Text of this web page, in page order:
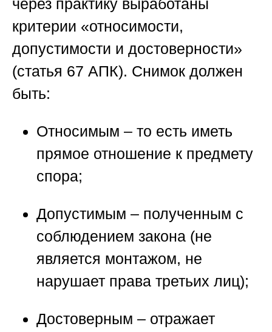
через практику выработаны
критерии «относимости,
допустимости и достоверности»
(статья 67 АПК). Снимок должен
быть:
Относимым – то есть иметь
прямое отношение к предмету
спора;
Допустимым – полученным с
соблюдением закона (не
является монтажом, не
нарушает права третьих лиц);
Достоверным – отражает